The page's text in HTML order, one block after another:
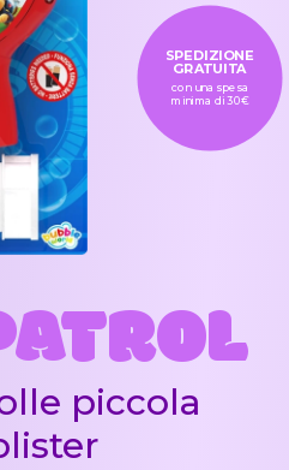
piccola
SPEDIZIONE
GRATUITA
con una spesa
minima di 30€